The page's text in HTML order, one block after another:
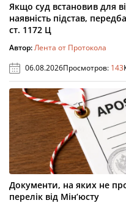
Якщо суд встановив для
наявність підстав,
ст. 1172 Ц
Автор:Лента от Протокола
06.08.2026Просмотров: 143
Документи, на яких не
перелік від Мін’юсту